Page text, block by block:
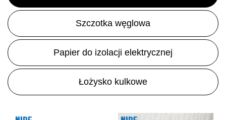
Szczotka węglowa
Papier do izolacji elektrycznej
Łożysko kulkowe